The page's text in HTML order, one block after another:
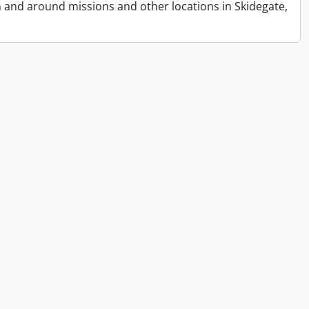
around missions and other locations in Skidegate,